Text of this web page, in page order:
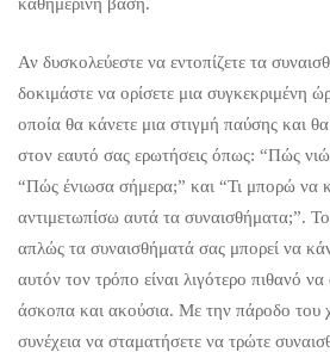
Αν δυσκολεύεστε να εντοπίζετε τα
δοκιμάστε να ορίσετε μια συγκεκριμένη
οποία θα κάνετε μια στιγμή παύσης και
στον εαυτό σας ερωτήσεις όπως: “Πώς
“Πώς ένιωσα σήμερα;” και “Τι μπορώ να
αντιμετωπίσω αυτά τα συναισθήματα;”.
απλώς τα συναισθήματά σας μπορεί να
αυτόν τον τρόπο είναι λιγότερο πιθανό
άσκοπα και ακούσια. Με την πάροδο του
συνέχεια να σταματήσετε να τρώτε